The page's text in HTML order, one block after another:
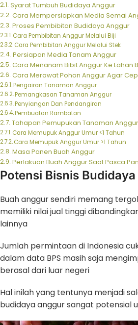
Syarat Tumbuh Budidaya Anggur
Cara Mempersiapkan Media Semai
Proses Pembibitan Budidaya Anggur
Cara Pembibitan Anggur Melalui Biji
Cara Pembibitan Anggur Melalui Stek
Persiapan Media Tanam Anggur
Cara Menanam Bibit Anggur Ke Lahan
Cara Merawat Pohon Anggur Agar
Pengairan Tanaman Anggur
Pemangkasan Tanaman Anggur
Penyiangan Dan Pendangiran
Pembuatan Rambatan
Tahapan Pemupukan Tanaman Anggur
Cara Memupuk Anggur Umur <1 Tahun
Cara Memupuk Anggur Umur >1 Tahun
Masa Panen Buah Anggur
Perlakuan Buah Anggur Saat Pasca
Potensi Bisnis
Buah anggur sendiri memang
memiliki nilai jual tinggi
lainnya
Jumlah permintaan di Indonesia
dalam data BPS masih saja
berasal dari luar negeri
Hal inilah yang tentunya menjadi
budidaya anggur sangat potensial